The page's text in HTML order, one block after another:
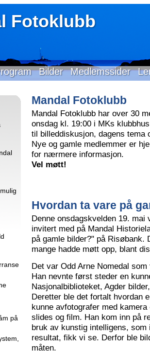
Fotoklubb
Bilder Medlemssider
på
Mandal Fotoklubb
Mandal Fotoklubb har over 30
onsdag kl. 19:00 i MKs
til billeddiskusjon, dagens
Nye og gamle medlemmer er
for nærmere informasjon.
Vel møtt!
Hvordan ta vare på
Denne onsdagskvelden 19.
invitert med på Mandal
på gamle bilder?" på
mange hadde møtt opp, blant
Det var Odd Arne Nomedal
Han nevnte først steder en
Nasjonalbiblioteket, Agder
Deretter ble det fortalt hvordan
kunne avfotografer med
slides og film. Han kom inn på
bruk av kunstig intelligens,
resultat, fikk vi se. Derfor ble
måten.